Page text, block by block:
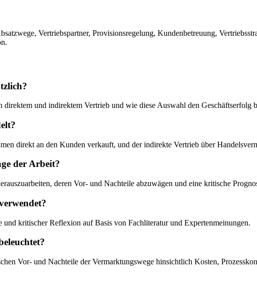
Vertriebspartner, Provisionsregelung, Kundenbetreuung,
und indirektem Vertrieb und wie diese Auswahl den Geschäftserfolg
direkt an den Kunden verkauft, und der indirekte Vertrieb über
der Arbeit?
deren Vor- und Nachteile abzuwägen und eine kritische
kritischer Reflexion auf Basis von Fachliteratur und Expertenmeinungen.
Vor- und Nachteile der Vermarktungswege hinsichtlich Kosten,